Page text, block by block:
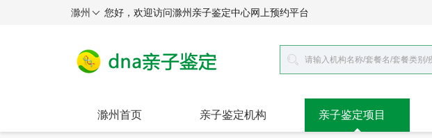
滁州 您好，欢迎访问滁州亲子鉴定中心网上预约平台
滁州首页 亲子鉴定机构 亲子鉴定项目